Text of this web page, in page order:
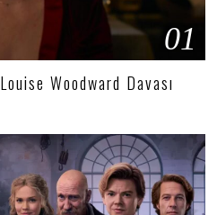
01
Woodward Davası